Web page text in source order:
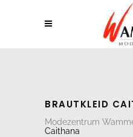
BRAUTKLEID
Modezentrum
Caithana